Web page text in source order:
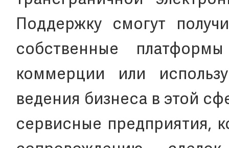
Поддержку смогут
собственные
коммерции или
ведения бизнеса в этой
сервисные предприятия,